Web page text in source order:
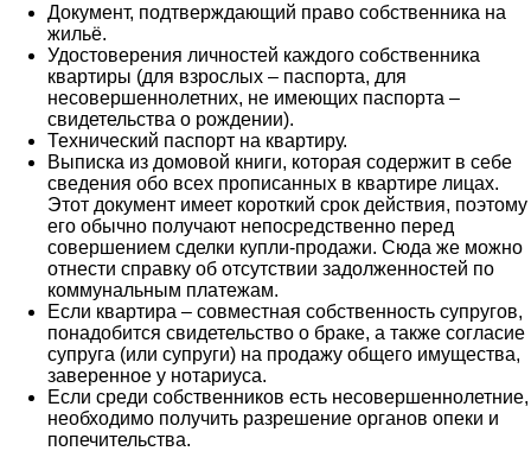
Документ, подтверждающий право собственника на
жильё.
Удостоверения личностей каждого собственника
квартиры (для взрослых – паспорта, для
несовершеннолетних, не имеющих паспорта –
свидетельства о рождении).
Технический паспорт на квартиру.
Выписка из домовой книги, которая содержит в себе
сведения обо всех прописанных в квартире лицах.
Этот документ имеет короткий срок действия, поэтому
его обычно получают непосредственно перед
совершением сделки купли-продажи. Сюда же можно
отнести справку об отсутствии задолженностей по
коммунальным платежам.
Если квартира – совместная собственность супругов,
понадобится свидетельство о браке, а также согласие
супруга (или супруги) на продажу общего имущества,
заверенное у нотариуса.
Если среди собственников есть несовершеннолетние,
необходимо получить разрешение органов опеки и
попечительства.